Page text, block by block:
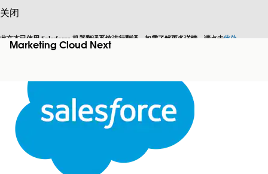
关闭
此文本已使用 Salesforce 机器翻译系统进行翻译。如需了解更多详情，请点击此处
切换为英语 而非现在
关闭关闭
Marketing Cloud Next